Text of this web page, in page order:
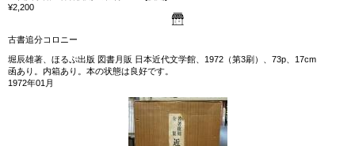
¥2,200
古書追分コロニー
堀辰雄著、ほるぷ出版 図書月販 日本近代文学館、1972（第3刷）、73p、17cm
函あり。内箱あり。本の状態は良好です。
1972年01月